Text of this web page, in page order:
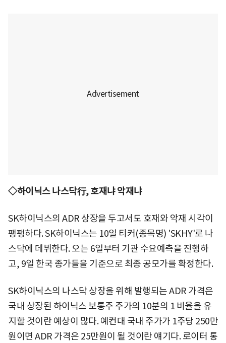
◇하이닉스 나스닥行, 호재냐 악재냐
SK하이닉스의 ADR 상장을 두고서도 호재와 악재 시각이
팽팽하다. SK하이닉스는 10일 티커(종목명) 'SKHY'로 나
스닥에 데뷔한다. 오는 6일부터 기관 수요예측을 진행하
고, 9일 한국 종가들을 기준으로 최종 공모가를 확정한다.
SK하이닉스의 나스닥 상장을 위해 발행되는 ADR 가격은
국내 상장된 하이닉스 보통주 주가의 10분의 1 비율을 유
지할 것이란 예상이 많다. 예컨대 국내 주가가 1주당 250만
원이면 ADR 가격은 25만원이 될 것이란 얘기다. 로이터 통